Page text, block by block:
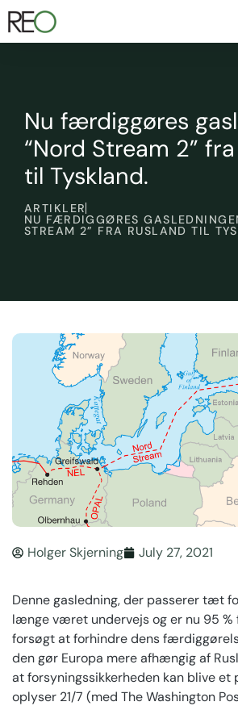
Nu færdiggøres
“Nord Stream 2”
til Tyskland.
ARTIKLER
NU FÆRDIGGØRES
STREAM 2” FRA RUSLAND TIL
Holger Skjerning July 27, 2021
Denne gasledning, der passerer tæt
længe været undervejs og er nu 95 %
forsøgt at forhindre dens
den gør Europa mere afhængig af
at forsyningssikkerheden kan blive et
oplyser 21/7 (med The Washington